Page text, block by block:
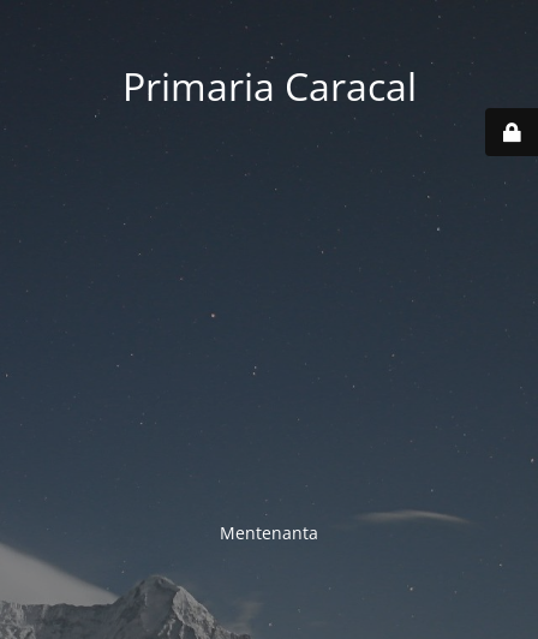
Primaria Caracal
Mentenanta